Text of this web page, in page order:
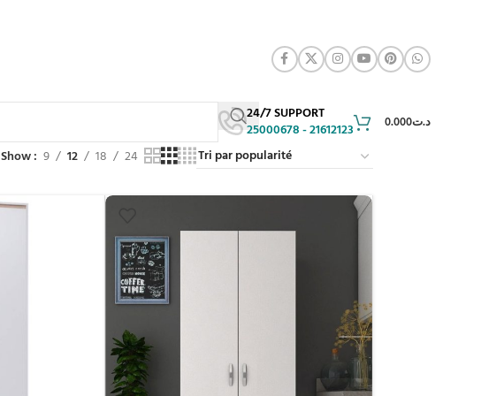
24/7 SUPPORT
25000678 - 21612123
د.ت0.000
Show 9 12 18 24